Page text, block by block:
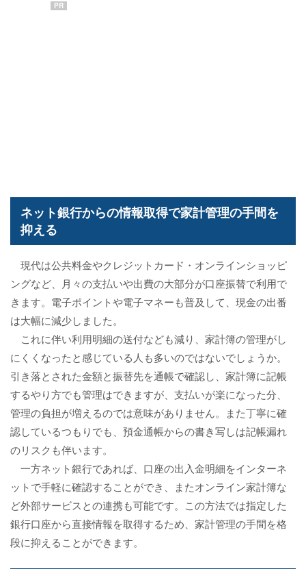
PR
ネット銀行からの情報取得で家計管理の手間を
抑える
現代は公共料金やクレジットカード・オンラインショッピ
ングなど、月々の支払いや出費の大部分が口座振替で利用で
きます。電子ポイントや電子マネーも普及して、現金の出番
は大幅に減少しました。
これに伴い利用明細の送付なども減り、家計簿の管理がし
にくくなったと感じている人も多いのではないでしょうか。
引き落とされた金額と振替先を通帳で確認し、家計簿に記帳
するやり方でも管理はできますが、支払いが楽になった分、
管理の負担が増えるのでは意味がありません。また丁寧に確
認しているつもりでも、預金通帳からの書き写しは記帳漏れ
のリスクも伴います。
一方ネット銀行であれば、口座の出入金明細をインターネ
ットで手軽に確認することができ、またオンライン家計簿な
ど外部サービスとの連携も可能です。この方法では指定した
銀行口座から直接情報を取得するため、家計管理の手間を格
段に抑えることができます。